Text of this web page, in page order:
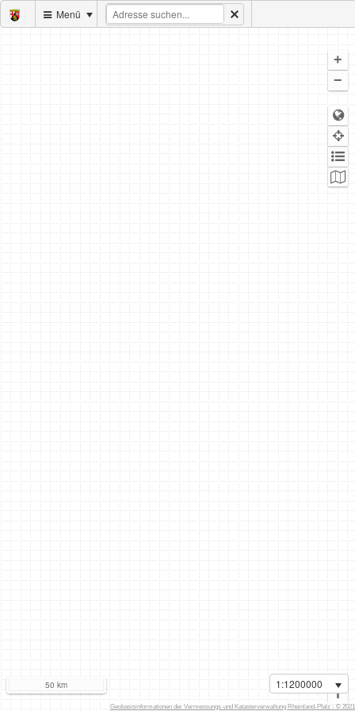
+
−
i
50 km
Menü
1:1200000
Geobasisinformationen der Vermessungs-und Katasterverwaltung Rheinland-Pfalz - © 2021